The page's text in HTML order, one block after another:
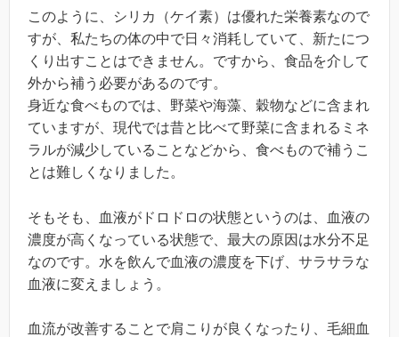
このように、シリカ（ケイ素）は優れた栄養素なので
すが、私たちの体の中で日々消耗していて、新たにつ
くり出すことはできません。ですから、食品を介して
外から補う必要があるのです。
身近な食べものでは、野菜や海藻、穀物などに含まれ
ていますが、現代では昔と比べて野菜に含まれるミネ
ラルが減少していることなどから、食べもので補うこ
とは難しくなりました。
そもそも、血液がドロドロの状態というのは、血液の
濃度が高くなっている状態で、最大の原因は水分不足
なのです。水を飲んで血液の濃度を下げ、サラサラな
血液に変えましょう。
血流が改善することで肩こりが良くなったり、毛細血